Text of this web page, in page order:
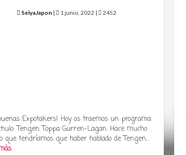
SeiyaJapon | 1 junio, 2022 | 2452
Expotakers! Hoy os traemos un programa
Tengen Toppa Gurren-Lagan. Hace mucho
que tendríamos que haber hablado de Tengen…